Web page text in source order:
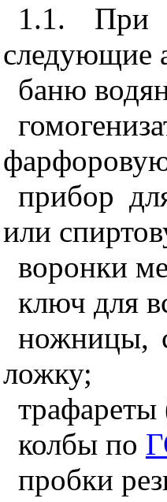
1.1. При
следующие
баню
прибор
или
воронки
ключ для
ножницы,
ложку;
колбы по
пробки